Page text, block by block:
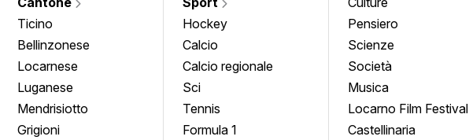
Ticino
Bellinzonese
Locarnese
Luganese
Mendrisiotto
Grigioni
Hockey
Calcio
Calcio regionale
Sci
Tennis
Formula 1
Pensiero
Scienze
Società
Musica
Locarno Film Festival
Castellinaria